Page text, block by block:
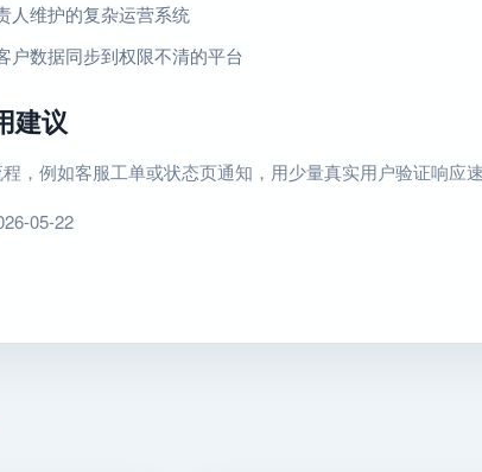
人维护的复杂运营系统
户数据同步到权限不清的平台
建议
，例如客服工单或状态页通知，用少量真实用户验证响应
05-22